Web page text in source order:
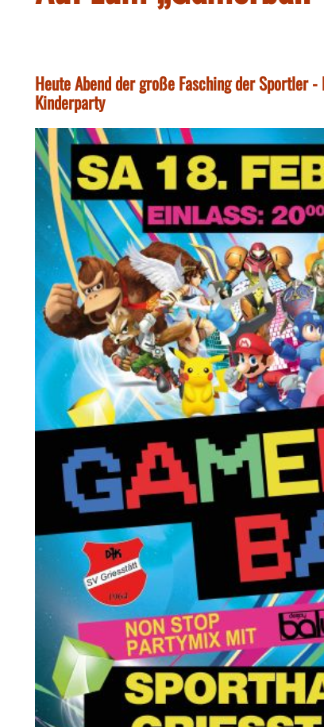
Heute Abend der große Fasching der Sportler
Kinderparty